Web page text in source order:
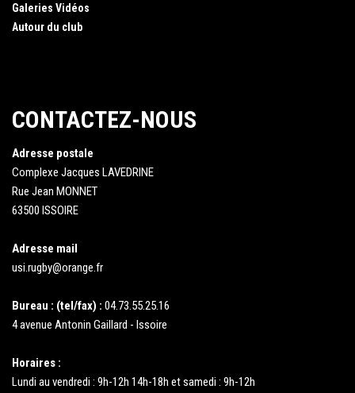
Galeries Vidéos
Autour du club
CONTACTEZ-NOUS
Adresse postale
Complexe Jacques LAVEDRINE
Rue Jean MONNET
63500 ISSOIRE
Adresse mail
usi.rugby@orange.fr
Bureau : (tel/fax) : 04.73.55.25.16
4 avenue Antonin Gaillard - Issoire
Horaires :
Lundi au vendredi : 9h-12h 14h-18h et samedi : 9h-12h